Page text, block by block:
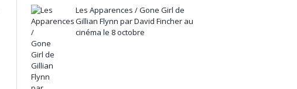
Les Apparences / Gone Girl de
Gillian Flynn par David Fincher au
cinéma le 8 octobre